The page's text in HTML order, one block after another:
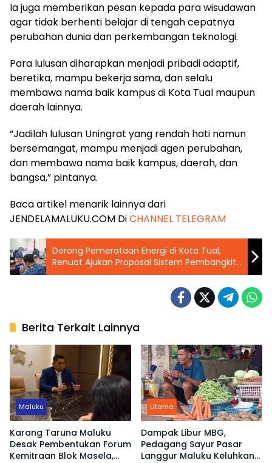
Ia juga memberikan pesan kepada para wisudawan
agar tidak berhenti belajar di tengah cepatnya
perubahan dunia dan perkembangan teknologi.
Para lulusan diharapkan menjadi pribadi adaptif,
beretika, mampu bekerja sama, dan selalu
membawa nama baik kampus di Kota Tual maupun
daerah lainnya.
“Jadilah lulusan Uningrat yang rendah hati namun
bersemangat, mampu menjadi agen perubahan,
dan membawa nama baik kampus, daerah, dan
bangsa,” pintanya.
Baca artikel menarik lainnya dari
JENDELAMALUKU.COM DiCHANNEL TELEGRAM
Dorong Pemerataan Energi di Kota Tual,
Renuat Ajukan Proposal Sistem Pembangkit
Listrik Tenaga Hybrid
Berita Terkait Lainnya
Maluku
Karang Taruna Maluku
Desak Pembentukan Forum
Kemitraan Blok Masela,
Utama
Dampak Libur MBG,
Pedagang Sayur Pasar
Langgur Maluku Keluhkan